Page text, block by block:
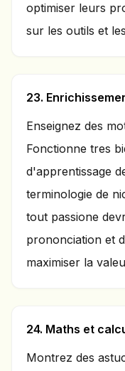
optimiser leurs
sur les outils et
23.
Enseignez des
Fonctionne tres
d'apprentissage
terminologie de
tout passione
prononciation et
maximiser la
24. Maths et
Montrez des